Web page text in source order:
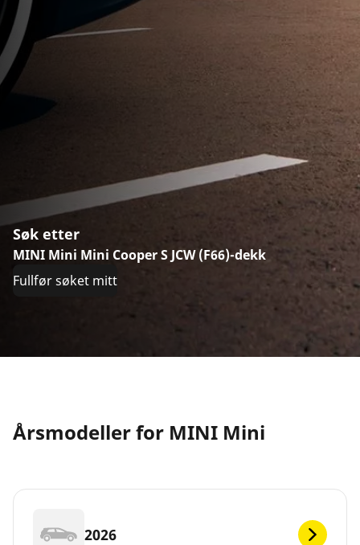
Søk etter
MINI Mini Mini Cooper S JCW (F66)-dekk
Fullfør søket mitt
Årsmodeller for MINI Mini
2026